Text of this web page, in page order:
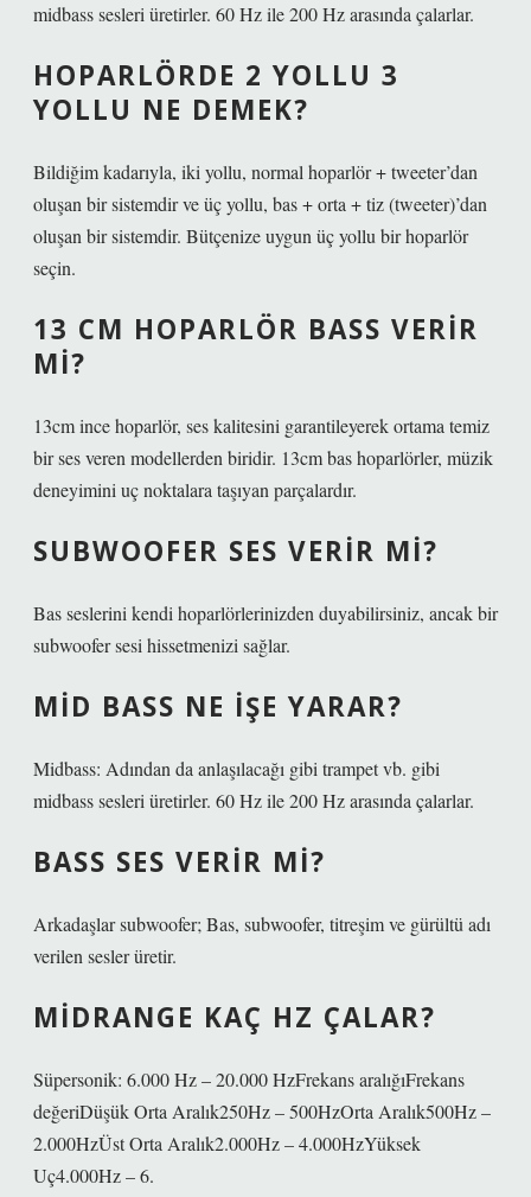
midbass sesleri üretirler. 60 Hz ile 200 Hz arasında çalarlar.
HOPARLÖRDE 2 YOLLU 3
YOLLU NE DEMEK?
Bildiğim kadarıyla, iki yollu, normal hoparlör + tweeter’dan
oluşan bir sistemdir ve üç yollu, bas + orta + tiz (tweeter)’dan
oluşan bir sistemdir. Bütçenize uygun üç yollu bir hoparlör
seçin.
13 CM HOPARLÖR BASS VERIR
MI?
13cm ince hoparlör, ses kalitesini garantileyerek ortama temiz
bir ses veren modellerden biridir. 13cm bas hoparlörler, müzik
deneyimini uç noktalara taşıyan parçalardır.
SUBWOOFER SES VERIR MI?
Bas seslerini kendi hoparlörlerinizden duyabilirsiniz, ancak bir
subwoofer sesi hissetmenizi sağlar.
MID BASS NE IŞE YARAR?
Midbass: Adından da anlaşılacağı gibi trampet vb. gibi
midbass sesleri üretirler. 60 Hz ile 200 Hz arasında çalarlar.
BASS SES VERIR MI?
Arkadaşlar subwoofer; Bas, subwoofer, titreşim ve gürültü adı
verilen sesler üretir.
MIDRANGE KAÇ HZ ÇALAR?
Süpersonik: 6.000 Hz – 20.000 HzFrekans aralığıFrekans
değeriDüşük Orta Aralık250Hz – 500HzOrta Aralık500Hz –
2.000HzÜst Orta Aralık2.000Hz – 4.000HzYüksek
Uç4.000Hz – 6.